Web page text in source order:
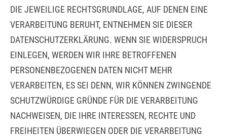
DIE JEWEILIGE RECHTSGRUNDLAGE, AUF DENEN EINE
VERARBEITUNG BERUHT, ENTNEHMEN SIE DIESER
DATENSCHUTZERKLÄRUNG. WENN SIE WIDERSPRUCH
EINLEGEN, WERDEN WIR IHRE BETROFFENEN
PERSONENBEZOGENEN DATEN NICHT MEHR
VERARBEITEN, ES SEI DENN, WIR KÖNNEN ZWINGENDE
SCHUTZWÜRDIGE GRÜNDE FÜR DIE VERARBEITUNG
NACHWEISEN, DIE IHRE INTERESSEN, RECHTE UND
FREIHEITEN ÜBERWIEGEN ODER DIE VERARBEITUNG